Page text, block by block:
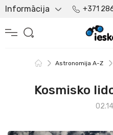
Informācija +371
Astronomija A-Z
Kosmisko